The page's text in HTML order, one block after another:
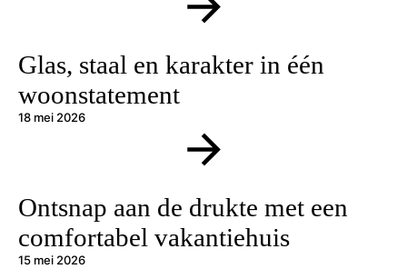
Glas, staal en karakter in één
woonstatement
18 mei 2026
Ontsnap aan de drukte met een
comfortabel vakantiehuis
15 mei 2026